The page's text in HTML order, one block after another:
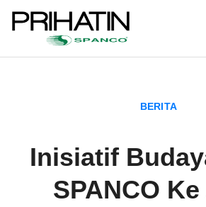
BERITA
Inisiatif
SPANCO